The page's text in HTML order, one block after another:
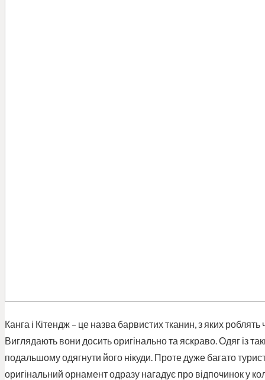
Канга і Кітендж – це назва барвистих тканин, з яких
Виглядають вони досить оригінально та яскраво. Одяг із
подальшому одягнути його нікуди. Проте дуже багато
оригінальний орнамент одразу нагадує про відпочинок у